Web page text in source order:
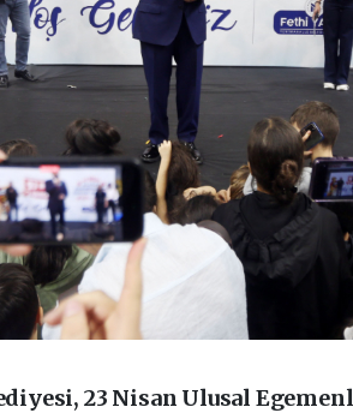
23 Nisan Ulusal